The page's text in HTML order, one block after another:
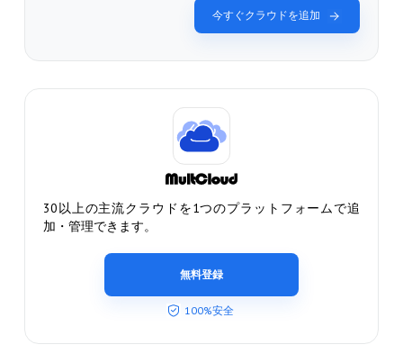
今すぐクラウドを追加
30以上の主流クラウドを1つのプラットフォームで追
加・管理できます。
無料登録
100%安全